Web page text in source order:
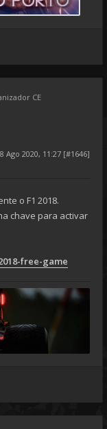
CE
Ago 2020, 11:27 [#1646]
o F1 2018.
chave para activar
free-game